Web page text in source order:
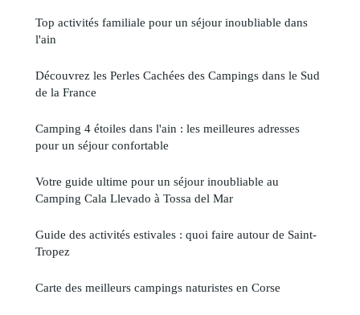
Top activités familiale pour un séjour inoubliable dans
l'ain
Découvrez les Perles Cachées des Campings dans le Sud
de la France
Camping 4 étoiles dans l'ain : les meilleures adresses
pour un séjour confortable
Votre guide ultime pour un séjour inoubliable au
Camping Cala Llevado à Tossa del Mar
Guide des activités estivales : quoi faire autour de Saint-
Tropez
Carte des meilleurs campings naturistes en Corse